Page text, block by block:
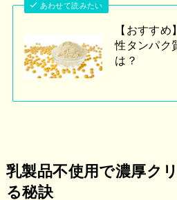
あわせて読みたい
【おすす
性タンパク
は？
乳製品不使用で濃厚ク
る秘訣